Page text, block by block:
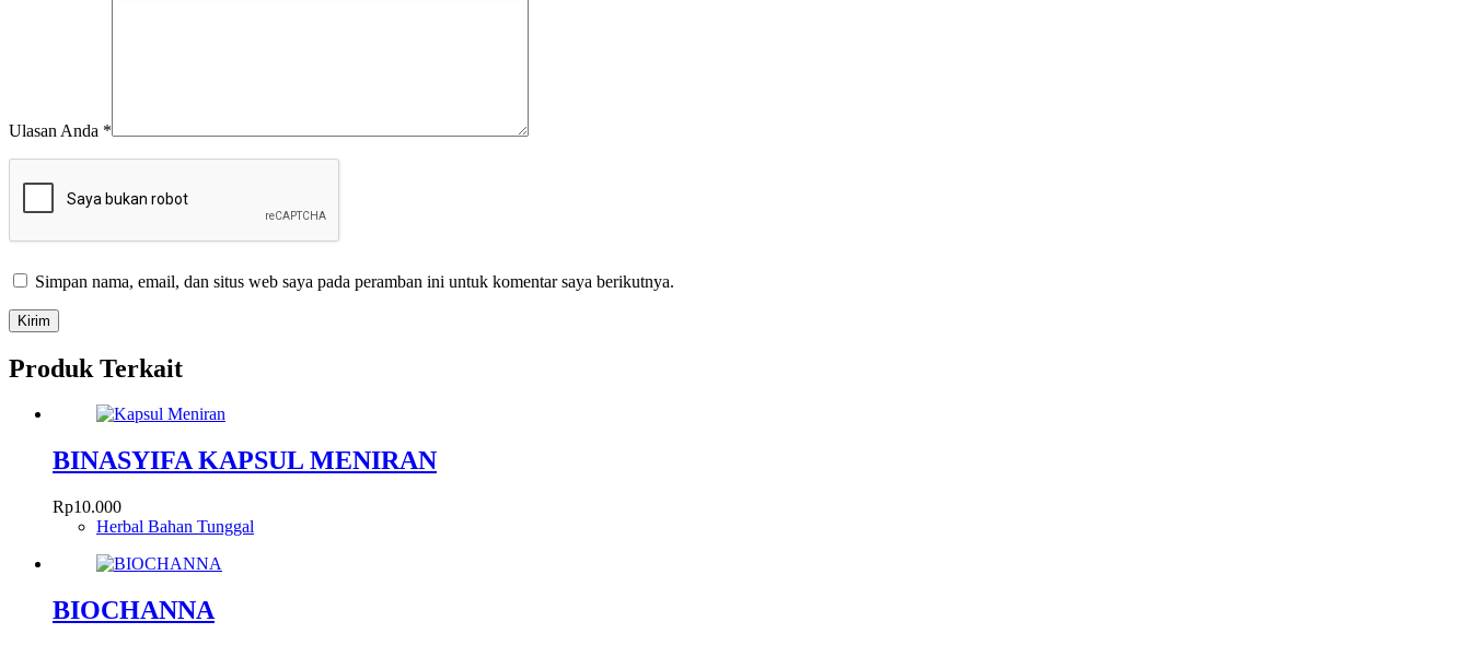
Ulasan Anda *
Simpan nama, email, dan situs web saya pada peramban ini untuk komentar saya berikutnya.
Kirim
Produk Terkait
BINASYIFA KAPSUL MENIRAN
Rp10.000
Herbal Bahan Tunggal
BIOCHANNA